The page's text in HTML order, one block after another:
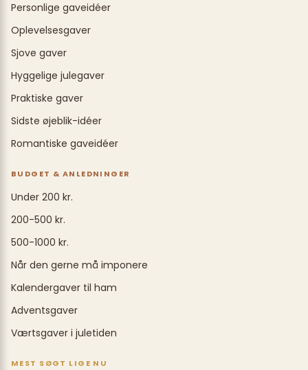
Personlige gaveidéer
Oplevelsesgaver
Sjove gaver
Hyggelige julegaver
Praktiske gaver
Sidste øjeblik-idéer
Romantiske gaveidéer
BUDGET & ANLEDNINGER
Under 200 kr.
200-500 kr.
500-1000 kr.
Når den gerne må imponere
Kalendergaver til ham
Adventsgaver
Værtsgaver i juletiden
MEST SØGT LIGE NU